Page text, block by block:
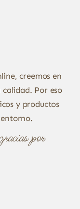
creemos en
Por eso
y productos
por